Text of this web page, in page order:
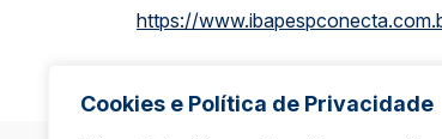
Cookies e Política de Privacidade
https://